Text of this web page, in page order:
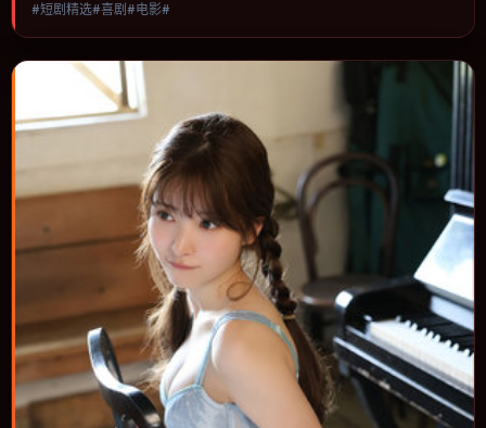
焦人物选择与情节推进，节奏与视听语言统一，可作为休闲观影或类
型片补片的选择。
#短剧精选#喜剧#电影#